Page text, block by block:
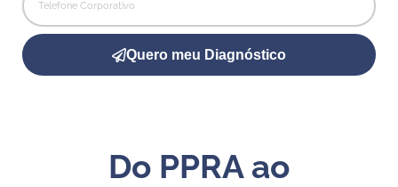
Quero meu Diagnóstico
Do PPRA ao